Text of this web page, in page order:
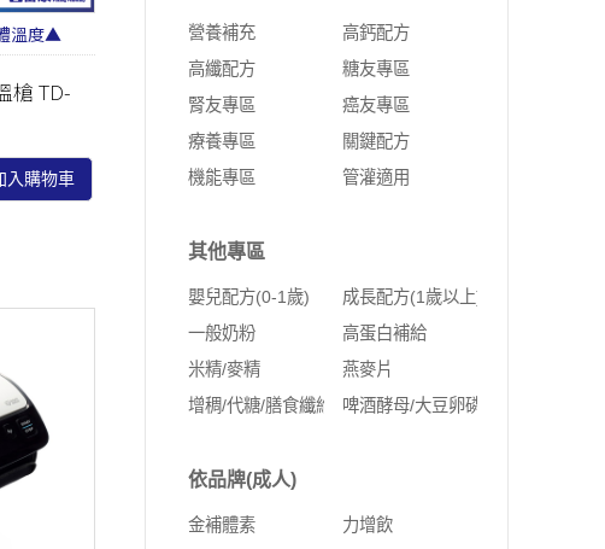
溫度▲
槍 TD-
入購物車
營養補充
高鈣配方
高纖配方
糖友專區
腎友專區
癌友專區
療養專區
關鍵配方
機能專區
管灌適用
其他專區
嬰兒配方(0-1歲)
成長配方(1歲以上)
一般奶粉
高蛋白補給
米精/麥精
燕麥片
增稠/代糖/膳食纖維
啤酒酵母/大豆卵磷脂
依品牌(成人)
金補體素
力增飲